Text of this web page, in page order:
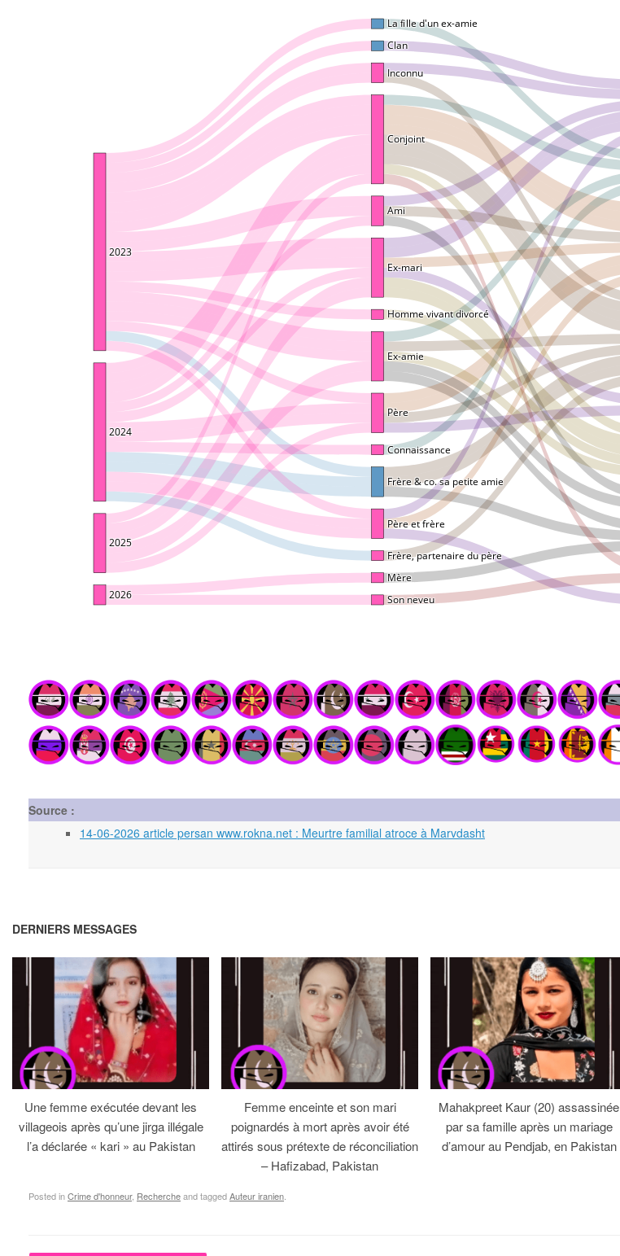
Source :
14-06-2026 article persan www.rokna.net : Meurtre familial atroce à Marvdasht
DERNIERS MESSAGES
Une femme exécutée devant les
villageois après qu’une jirga illégale
l’a déclarée « kari » au Pakistan
Femme enceinte et son mari
poignardés à mort après avoir été
attirés sous prétexte de réconciliation
– Hafizabad, Pakistan
Mahakpreet Kaur (20) assassinée
par sa famille après un mariage
d’amour au Pendjab, en Pakistan
Posted inCrime d'honneur, Rechercheand taggedAuteur iranien